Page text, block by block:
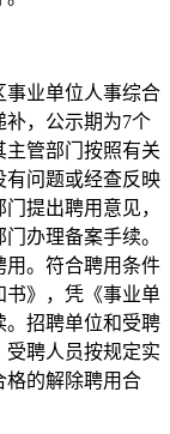
事业单位人事综合
补，公示期为7个
主管部门按照有关
有问题或经查反映
提出聘用意见，
办理备案手续。
用。符合聘用条件
书》，凭《事业单
。招聘单位和受聘
受聘人员按规定实
格的解除聘用合